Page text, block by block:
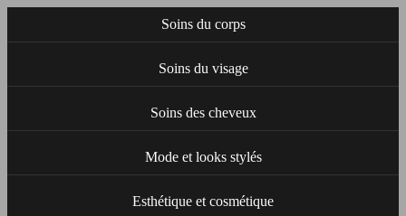
Soins du corps
Soins du visage
Soins des cheveux
Mode et looks stylés
Esthétique et cosmétique